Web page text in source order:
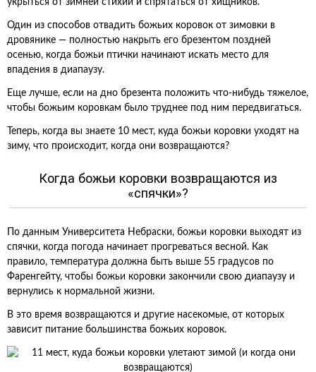
укрыться от зимней стихии и спрятаться от хищников.
Один из способов отвадить божьих коровок от зимовки в
дровянике — полностью накрыть его брезентом поздней
осенью, когда божьи птички начинают искать место для
впадения в диапаузу.
Еще лучше, если на дно брезента положить что-нибудь тяжелое,
чтобы божьим коровкам было труднее под ним передвигаться.
Теперь, когда вы знаете 10 мест, куда божьи коровки уходят на
зиму, что происходит, когда они возвращаются?
Когда божьи коровки возвращаются из
«спячки»?
По данным Университета Небраски, божьи коровки выходят из
спячки, когда погода начинает прогреваться весной. Как
правило, температура должна быть выше 55 градусов по
Фаренгейту, чтобы божьи коровки закончили свою диапаузу и
вернулись к нормальной жизни.
В это время возвращаются и другие насекомые, от которых
зависит питание большинства божьих коровок.